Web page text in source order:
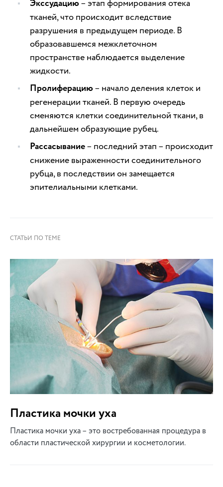
Экссудацию– этап формирования отека
тканей, что происходит вследствие
разрушения в предыдущем периоде. В
образовавшемся межклеточном
пространстве наблюдается выделение
жидкости.
Пролиферацию– начало деления клеток и
регенерации тканей. В первую очередь
сменяются клетки соединительной ткани, в
дальнейшем образующие рубец.
Рассасывание– последний этап – происходит
снижение выраженности соединительного
рубца, в последствии он замещается
эпителиальными клетками.
Пластика мочки уха
Пластика мочки уха – это востребованная процедура в
области пластической хирургии и косметологии.